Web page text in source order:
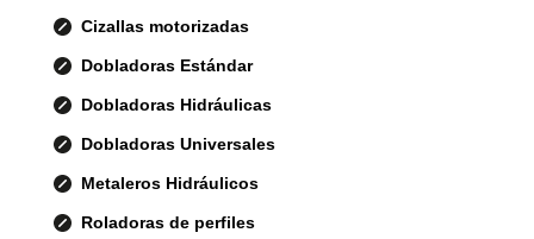
Cizallas motorizadas
Dobladoras Estándar
Dobladoras Hidráulicas
Dobladoras Universales
Metaleros Hidráulicos
Roladoras de perfiles